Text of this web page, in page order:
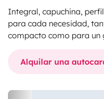
Integral, capuchina,
para cada necesidad,
compacto como para un
Alquilar una